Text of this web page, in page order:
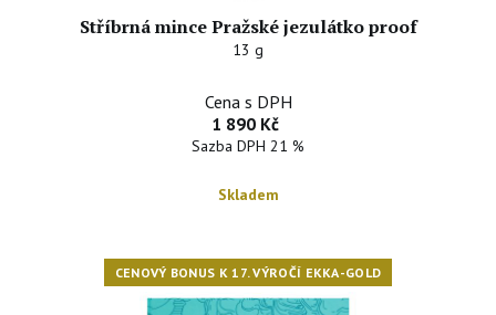
Stříbrná mince Pražské jezulátko proof
13 g
Cena s DPH
1 890 Kč
Sazba DPH 21 %
Skladem
CENOVÝ BONUS K 17. VÝROČÍ EKKA-GOLD